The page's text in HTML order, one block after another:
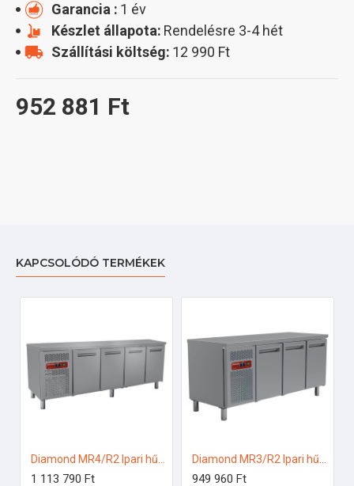
952 881 Ft
Garancia : 1 év
Készlet állapota: Rendelésre 3-4 hét
Szállítási költség: 12 990 Ft
KAPCSOLÓDÓ TERMÉKEK
1 113 790 Ft 949 960 Ft